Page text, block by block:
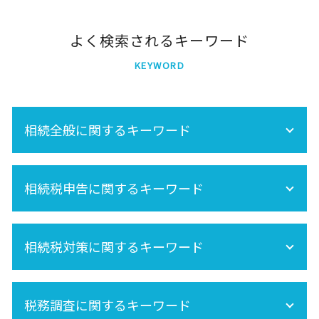
よく検索されるキーワード
KEYWORD
相続全般に関するキーワード
未成年 相続
内縁 相続
保険金 相続
再婚 相続
相続 養子
相続 不動産登記
相続税申告に関するキーワード
相続手続きの流れ
準確定申告 必要書類
相続税申告
相続税 申告 自分で
相続税対策に関するキーワード
相続税 基礎控除
税務調査に関するキーワード